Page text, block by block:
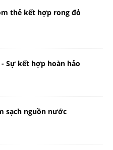
thẻ kết hợp rong đỏ
Sự kết hợp hoàn hảo
sạch nguồn nước